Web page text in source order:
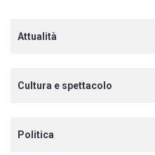
Attualità
Cultura e spettacolo
Politica